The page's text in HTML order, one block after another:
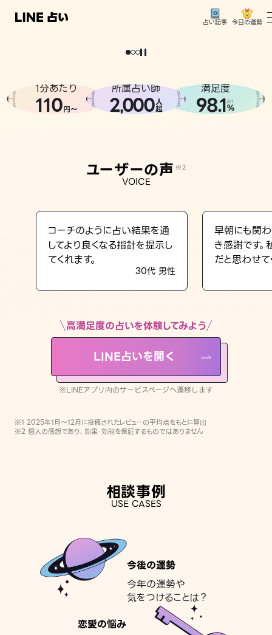
占い記事 今日の運勢
相談事例
LINE占いを開く
※LINEアプリ内のサービスページへ遷移します
どうせなら
。
1分あたり
110円〜
所属占い師
2,000人
超
満足度
98.1※1
%
ユーザーの声 ※2
VOICE
コーチのように占い結果を通
してより良くなる指針を提示し
てくれます。
30代 男性
早朝にも関
き感謝です
だと思わせて
高満足度の占いを体験してみよう
LINE占いを開く
※LINEアプリ内のサービスページへ遷移します
※1 2025年1月〜12月に投稿されたレビューの平均点をもとに算出
※2 個人の感想であり、効果・効能を保証するものではありません
相談事例
USE CASES
今後の運勢
今年の運勢や
気をつけることは？
恋愛の悩み